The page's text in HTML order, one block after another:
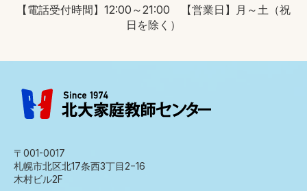
【電話受付時間】12:00～21:00 【営業日】月～土（祝
日を除く）
〒001-0017
札幌市北区北17条西3丁目2−16
木村ビル2F